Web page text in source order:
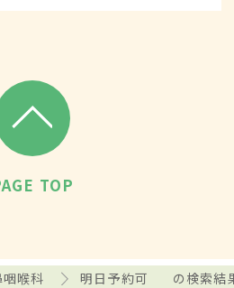
TOP
喉科 明日予約可 の検索結